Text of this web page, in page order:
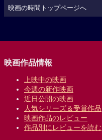
映画の時間トップページへ
映画作品情報
上映中の映画
今週の新作映画
近日公開の映画
人気シリーズ＆受賞作品
映画作品のレビュー
作品別にレビューを読む